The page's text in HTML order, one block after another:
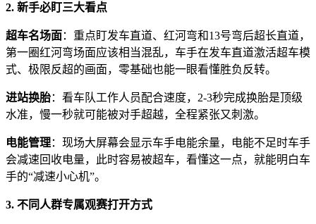
2. 新手必盯三大看点
超车名场面：重点盯发车直道、红河弯和13号弯后超长直道，
第一圈红河弯场面应该相当混乱，车手在发车直道激活超车模
式、极限反超的画面，零基础也能一眼看懂胜负反转。
进站换胎：看车队工作人员配合速度，2-3秒完成换胎是顶级
水准，慢一秒就可能被对手超越，全程紧张又刺激。
电能管理：现场大屏幕会显示车手电能余量，电能不足时车手
会减速回收电量，此时容易被超车，看懂这一点，就能明白车
手的“减速小心机”。
3. 不同人群专属观赛打开方式